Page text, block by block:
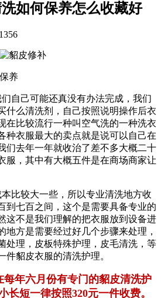
如何保养怎么收藏好
1356
养
自己可能还真没有办法完成，我们
什么清洗剂，自己按照说明操作后衣
在比较流行一种叫空气洗的一种洗衣
种衣服最大的卖点就是说可以自己在
们去年一年就收治了差不多大概二十
服，其中有大概五件是在商场商家让
比较大一些，所以专业清洗地方收
到七百之间，这个是需要具备专业的
这不是我们理解的把衣服放到设备进
地方是需要经过好几个步骤来处理，
处理，皮板特殊护理，皮毛清洗，等
件貂皮衣服的清洗护理。
年六月份有专门的貂皮清洗护
长短一律按照320元一件收费。